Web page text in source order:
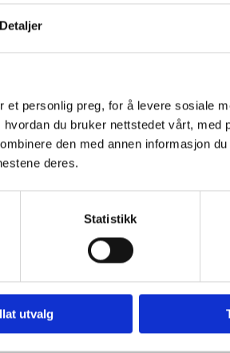
Detaljer
personlig preg, for å levere sosiale
du bruker nettstedet vårt, med
den med annen informasjon
deres.
Statistikk
utvalg
OUR STORE
hours, so feel free to give me a